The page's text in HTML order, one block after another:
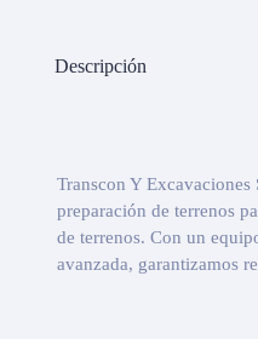
Descripción
Transcon Y
preparación de terrenos
de terrenos. Con un
avanzada, garantizamos